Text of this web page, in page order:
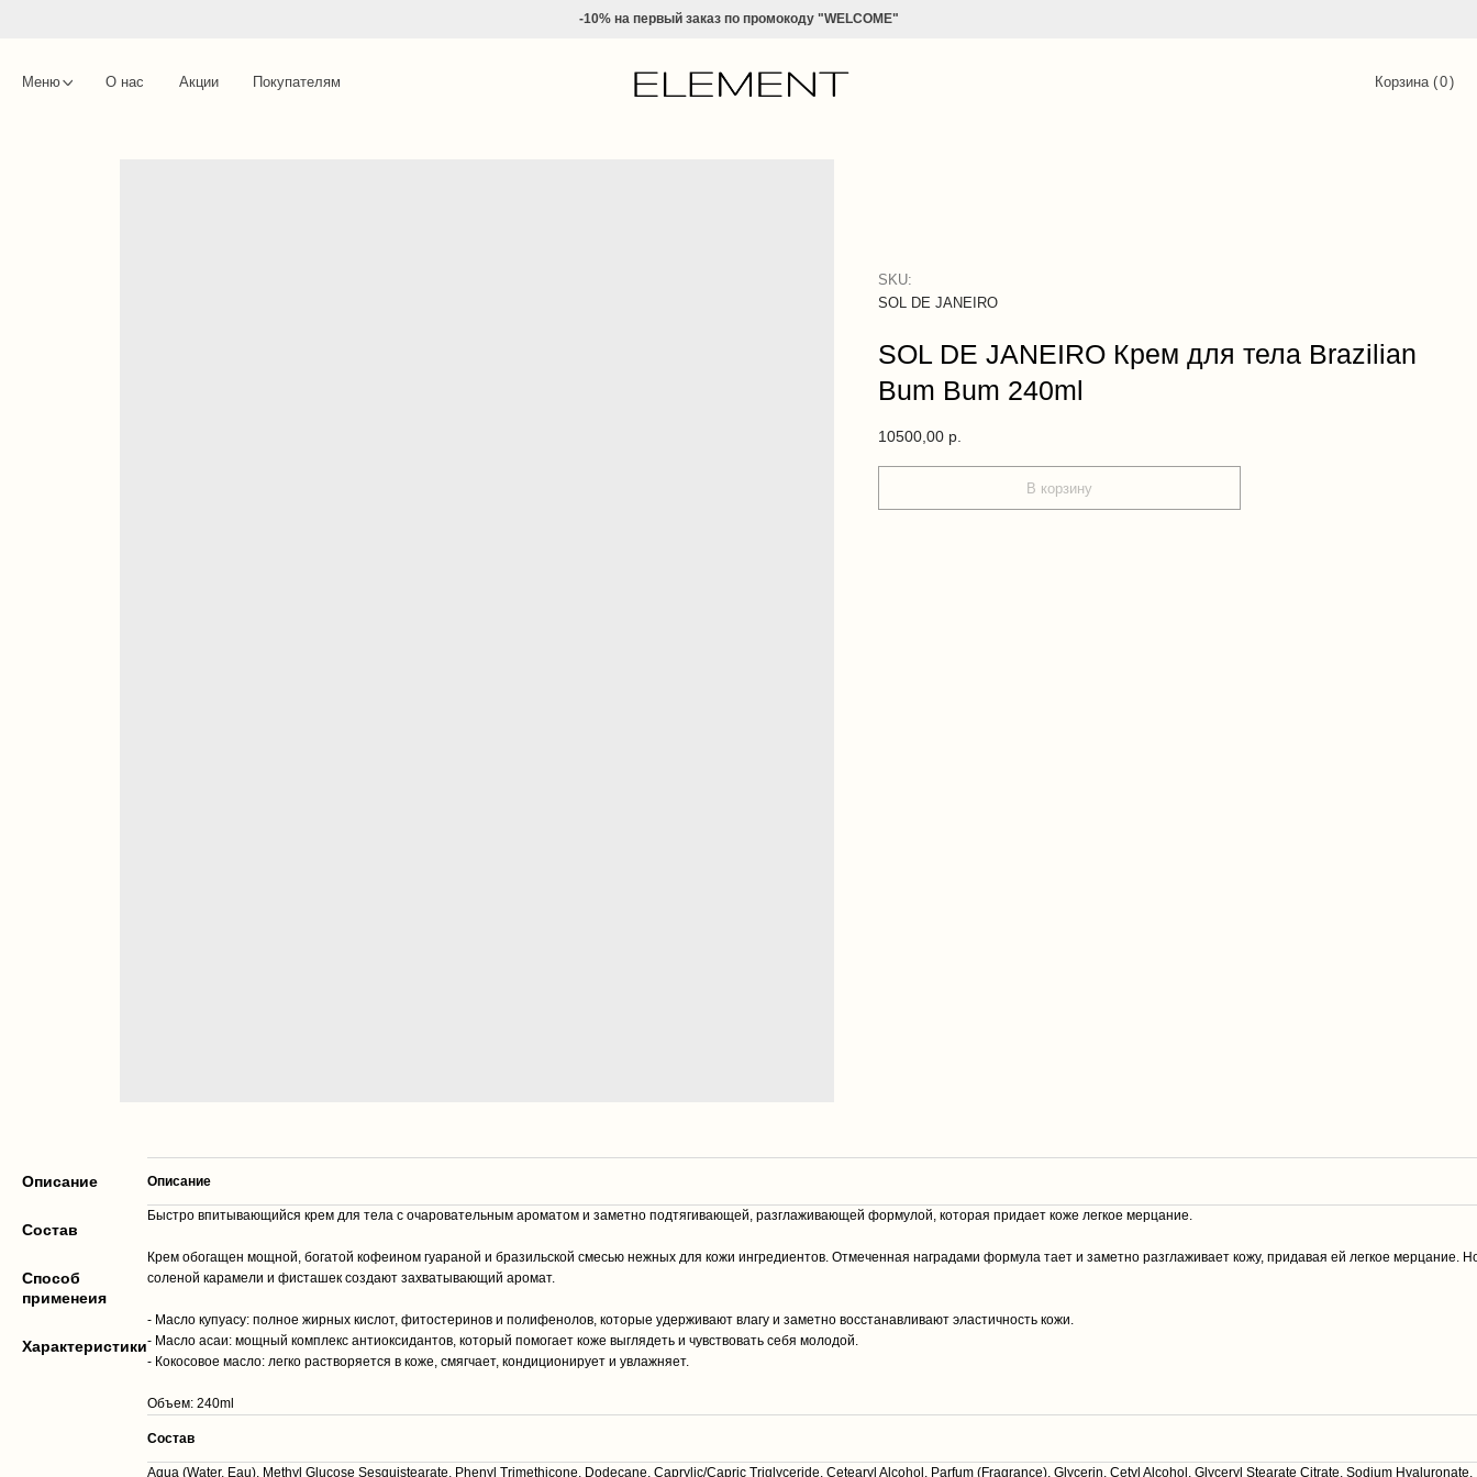
-10% напервый заказ по промокоду "WELCOME"
Меню О нас Акции Покупателям Корзина ( )
0
SOL DE JANEIRO Крем для тела Brazilian
Bum Bum 240ml
SOL DE JANEIRO
SKU:
10500,00 р.
В корзину
Описание
Cостав
Способ
применеия
Характеристики
Описание
Быстро впитывающийся крем для тела с очаровательным ароматом и заметно подтягивающей, разглаживающей формулой, которая придает коже легкое мерцание.
Крем обогащен мощной, богатой кофеином гуараной и бразильской смесью нежных для кожи ингредиентов. Отмеченная наградами формула тает и заметно разглаживает кожу, придавая ей легкое мерцание.
соленой карамели и фисташек создают захватывающий аромат.
- Масло купуасу: полное жирных кислот, фитостеринов и полифенолов, которые удерживают влагу и заметно восстанавливают эластичность кожи.
- Масло асаи: мощный комплекс антиоксидантов, который помогает коже выглядеть и чувствовать себя молодой.
- Кокосовое масло: легко растворяется в коже, смягчает, кондиционирует и увлажняет.
Объем: 240ml
Cостав
Aqua (Water, Eau), Methyl Glucose Sesquistearate, Phenyl Trimethicone, Dodecane, Caprylic/Capric Triglyceride, Cetearyl Alcohol, Parfum (Fragrance), Glycerin, Cetyl Alcohol, Glyceryl Stearate Citrate, Sodium Hyaluronate,